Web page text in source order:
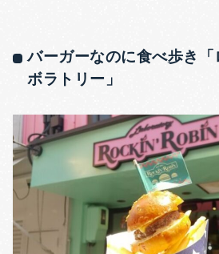
バーガーなのに食べ歩き「
ボラトリー」